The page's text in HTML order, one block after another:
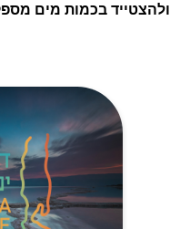
ולהצטייד בכמות מים